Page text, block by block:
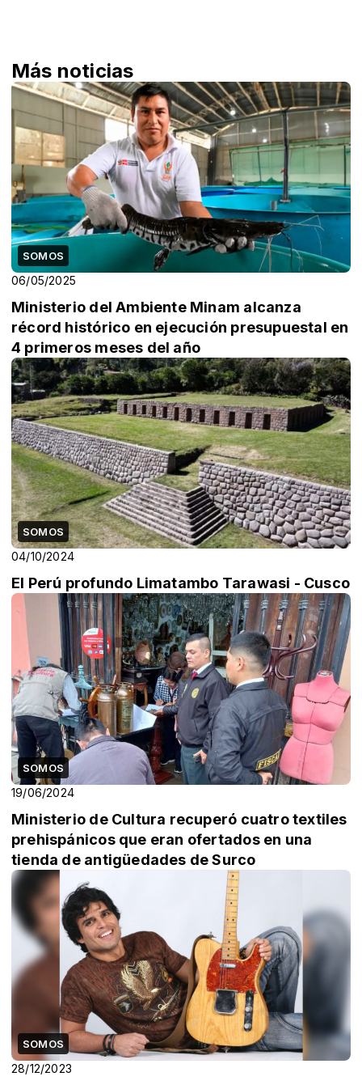
Más noticias
SOMOS
06/05/2025
Ministerio del Ambiente Minam alcanza
récord histórico en ejecución presupuestal en
4 primeros meses del año
SOMOS
04/10/2024
El Perú profundo Limatambo Tarawasi - Cusco
SOMOS
19/06/2024
Ministerio de Cultura recuperó cuatro textiles
prehispánicos que eran ofertados en una
tienda de antigüedades de Surco
SOMOS
28/12/2023